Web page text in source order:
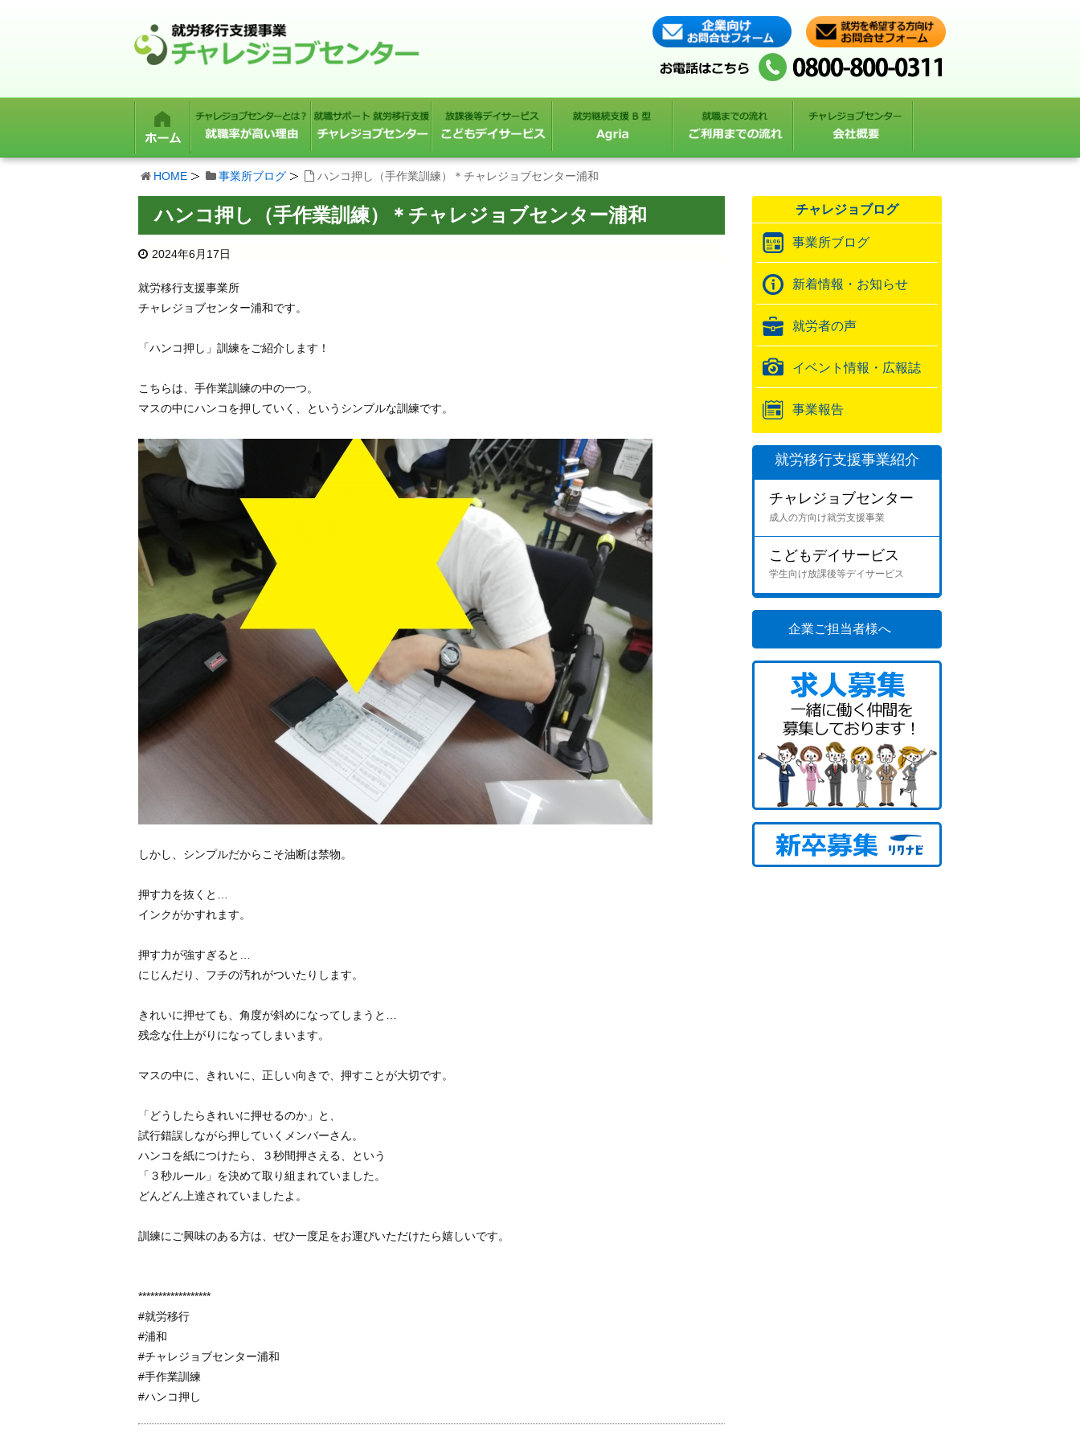
HOME 事業所ブログ ハンコ押し（手作業訓練）＊チャレジョブセンター浦和
ハンコ押し（手作業訓練）＊チャレジョブセンター浦和
2024年6月17日
就労移行支援事業所
チャレジョブセンター浦和です。
「ハンコ押し」訓練をご紹介します！
こちらは、手作業訓練の中の一つ。
マスの中にハンコを押していく、というシンプルな訓練です。
しかし、シンプルだからこそ油断は禁物。
押す力を抜くと…
インクがかすれます。
押す力が強すぎると…
にじんだり、フチの汚れがついたりします。
きれいに押せても、角度が斜めになってしまうと…
残念な仕上がりになってしまいます。
マスの中に、きれいに、正しい向きで、押すことが大切です。
「どうしたらきれいに押せるのか」と、
試行錯誤しながら押していくメンバーさん。
ハンコを紙につけたら、３秒間押さえる、という
「３秒ルール」を決めて取り組まれていました。
どんどん上達されていましたよ。
訓練にご興味のある方は、ぜひ一度足をお運びいただけたら嬉しいです。
******************
#就労移行
#浦和
#チャレジョブセンター浦和
#手作業訓練
#ハンコ押し
チャレジョブログ
事業所ブログ
新着情報・お知らせ
就労者の声
イベント情報・広報誌
事業報告
就労移行支援事業紹介
チャレジョブセンター
成人の方向け就労支援事業
こどもデイサービス
学生向け放課後等デイサービス
企業ご担当者様へ